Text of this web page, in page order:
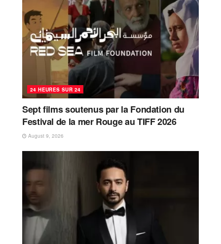
24 HEURES SUR 24
Sept films soutenus par la Fondation du
Festival de la mer Rouge au TIFF 2026
August 9, 2026